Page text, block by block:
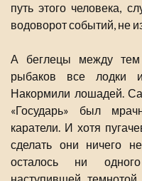
путь этого человека,
водоворот событий, не
А беглецы между тем
рыбаков все лодки
Накормили лошадей.
«Государь» был
каратели. И хотя
сделать они ничего
осталось ни